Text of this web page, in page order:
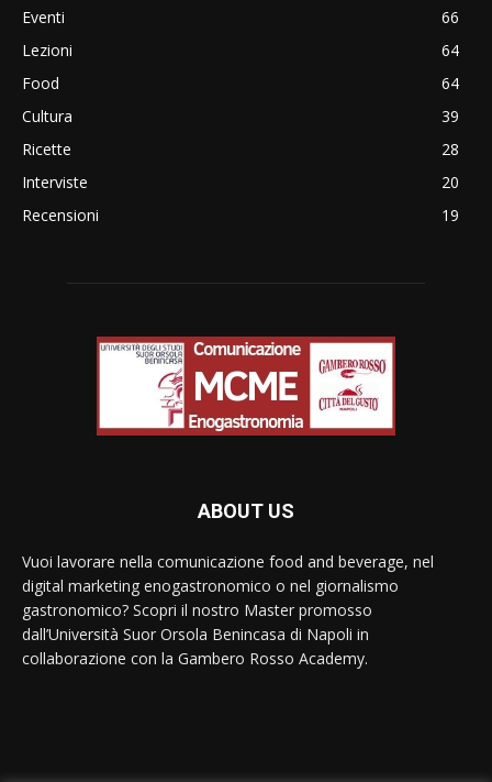
Eventi
66
Lezioni
64
Food
64
Cultura
39
Ricette
28
Interviste
20
Recensioni
19
ABOUT US
Vuoi lavorare nella comunicazione food and beverage, nel
digital marketing enogastronomico o nel giornalismo
gastronomico? Scopri il nostro Master promosso
dall’Università Suor Orsola Benincasa di Napoli in
collaborazione con la Gambero Rosso Academy.